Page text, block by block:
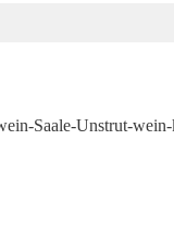
Saale-Unstrut-